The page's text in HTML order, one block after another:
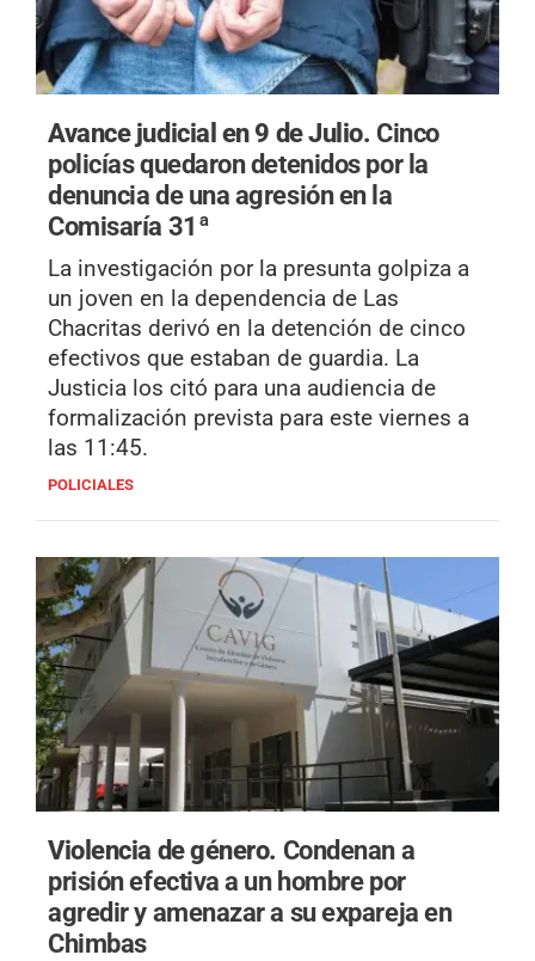
Avance judicial en 9 de Julio. Cinco
policías quedaron detenidos por la
denuncia de una agresión en la
Comisaría 31ª
La investigación por la presunta golpiza a
un joven en la dependencia de Las
Chacritas derivó en la detención de cinco
efectivos que estaban de guardia. La
Justicia los citó para una audiencia de
formalización prevista para este viernes a
las 11:45.
POLICIALES
Violencia de género. Condenan a
prisión efectiva a un hombre por
agredir y amenazar a su expareja en
Chimbas